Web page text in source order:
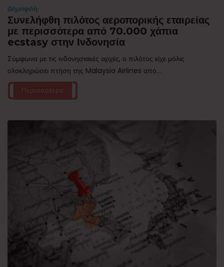
Δημοφιλή
Συνελήφθη πιλότος αεροπορικής εταιρείας
με περισσότερα από 70.000 χάπια
ecstasy στην Ινδονησία
Σύμφωνα με τις ινδονησιακές αρχές, ο πιλότος είχε μόλις
ολοκληρώσει πτήση της Malaysia Airlines από...
Περισσότερα